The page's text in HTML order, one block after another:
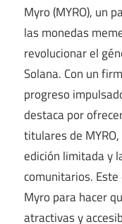
Myro (MYRO), un
las monedas
revolucionar el
Solana. Con un
progreso
destaca por
titulares de
edición limitada y
comunitarios.
Myro para hacer
atractivas y